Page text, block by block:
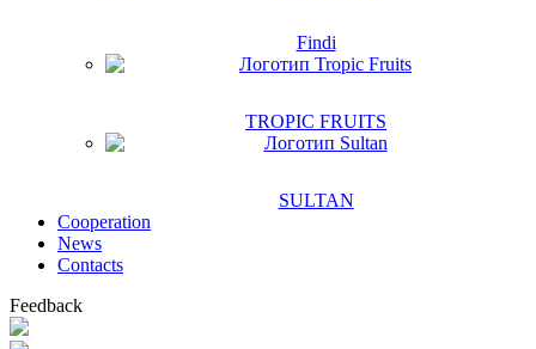
Findi
TROPIC FRUITS
SULTAN
Сooperation
News
Contacts
Feedback